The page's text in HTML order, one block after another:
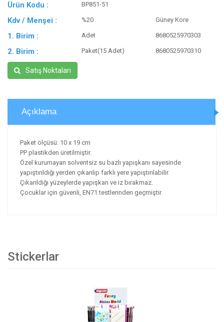
Ürün Kodu : BP851-51
Kdv / Menşei : %20 Güney Kore
1. Birim : Adet 8680525970303
2. Birim : Paket(15 Adet) 8680525970310
Satış Noktaları
Açıklama
Paket ölçüsü: 10 x 19 cm
PP plastikden üretilmiştir.
Özel kurumayan solventsiz su bazlı yapışkanı sayesinde
yapıştırıldığı yerden çıkarılıp farklı yere yapıştırılabilir.
Çıkarıldığı yüzeylerde yapışkan ve iz bırakmaz.
Çocuklar için güvenli, EN71 testlerinden geçmiştir.
Stickerlar